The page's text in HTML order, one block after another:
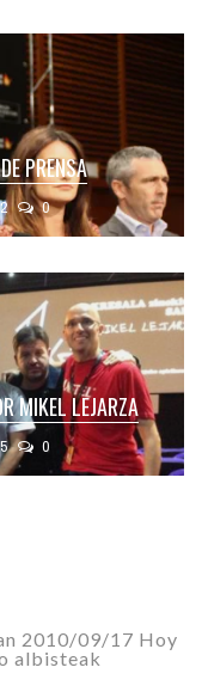
PRENSA
0
MIKEL LEJARZA
0
2010/09/17 Hoy
albisteak